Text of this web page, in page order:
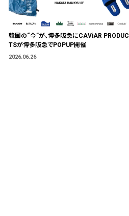
韓国の“今”が、博多阪急にCAViAR PRODUC
TSが博多阪急でPOPUP開催
2026.06.26